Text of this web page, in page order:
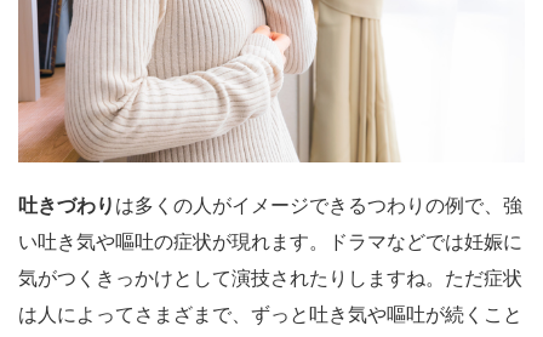
吐きづわり は多くの人がイメージできるつわりの例で、強
い吐き気や嘔吐の症状が現れます。ドラマなどでは妊娠に
気がつくきっかけとして演技されたりしますね。ただ症状
は人によってさまざまで、ずっと吐き気や嘔吐が続くこと